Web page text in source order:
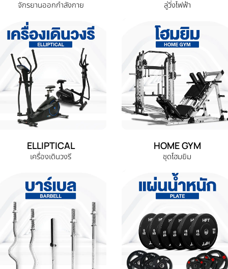
จักรยานออกกำลังกาย ลู่วิ่งไฟฟ้า
ELLIPTICAL
เครื่องเดินวงรี
HOME GYM
ชุดโฮมยิม